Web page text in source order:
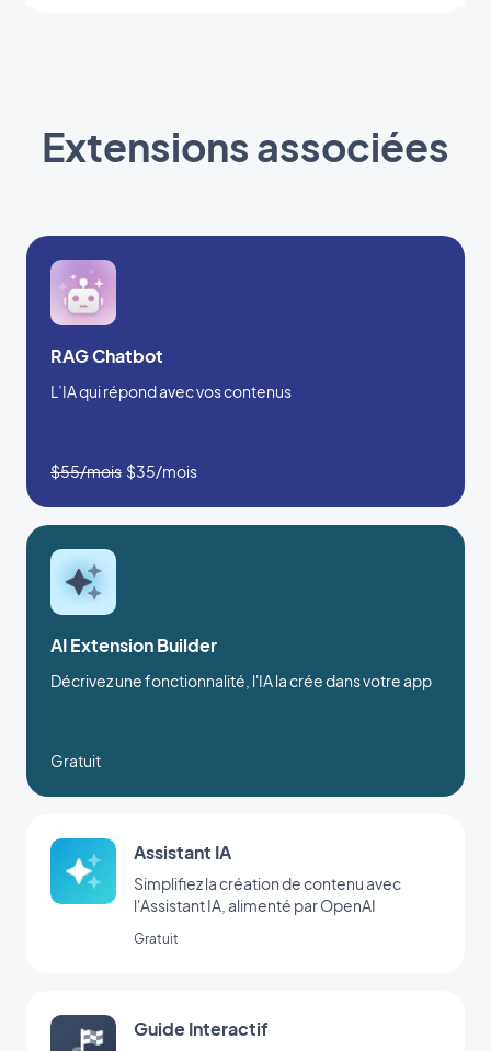
Extensions associées
RAG Chatbot
L’IA qui répond avec vos contenus
$55/mois $35/mois
AI Extension Builder
Décrivez une fonctionnalité, l'IA la crée dans votre app
Gratuit
Assistant IA
Simplifiez la création de contenu avec
l'Assistant IA, alimenté par OpenAI
Gratuit
Guide Interactif